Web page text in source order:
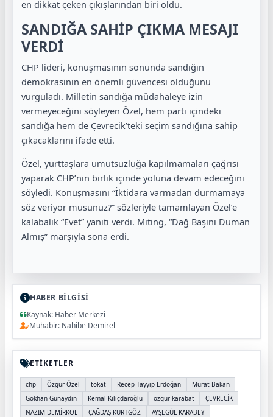
en dikkat çeken çıkışlarından biri oldu.
SANDIĞA SAHİP ÇIKMA MESAJI
VERDİ
CHP lideri, konuşmasının sonunda sandığın
demokrasinin en önemli güvencesi olduğunu
vurguladı. Milletin sandığa müdahaleye izin
vermeyeceğini söyleyen Özel, hem parti içindeki
sandığa hem de Çevrecik’teki seçim sandığına sahip
çıkacaklarını ifade etti.
Özel, yurttaşlara umutsuzluğa kapılmamaları çağrısı
yaparak CHP’nin birlik içinde yoluna devam edeceğini
söyledi. Konuşmasını “İktidara varmadan durmamaya
söz veriyor musunuz?” sözleriyle tamamlayan Özel’e
kalabalık “Evet” yanıtı verdi. Miting, “Dağ Başını Duman
Almış” marşıyla sona erdi.
HABER BİLGİSİ
Kaynak: Haber Merkezi
Muhabir: Nahibe Demirel
ETİKETLER
chp Özgür Özel tokat Recep Tayyip Erdoğan
Murat Bakan
Gökhan Günaydın
Kemal Kılıçdaroğlu özgür karabat
ÇEVRECİK
NAZIM DEMİRKOL
ÇAĞDAŞ KURTGÖZ AYŞEGÜL KARABEY